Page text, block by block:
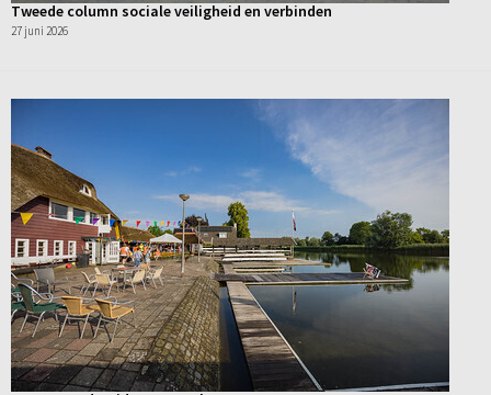
Tweede column sociale veiligheid en verbinden
27 juni 2026